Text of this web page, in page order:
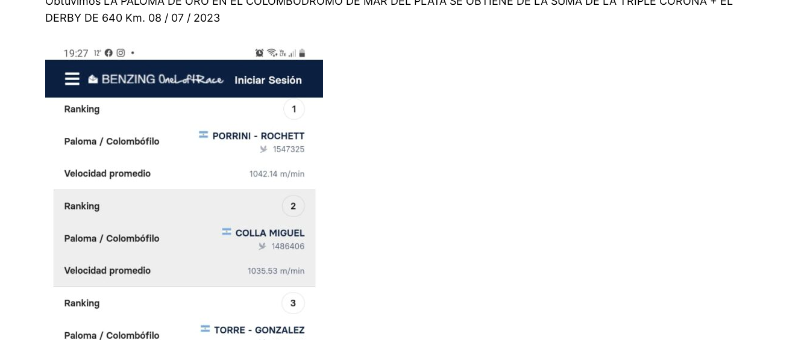
DERBY DE 640 Km. 08 / 07 / 2023